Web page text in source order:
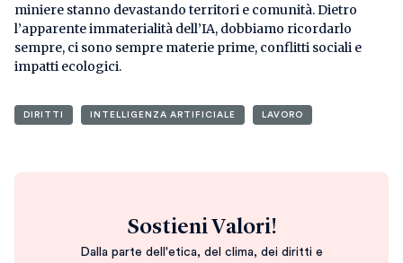
miniere stanno devastando territori e comunità. Dietro
l’apparente immaterialità dell’IA, dobbiamo ricordarlo
sempre, ci sono sempre materie prime, conflitti sociali e
impatti ecologici.
DIRITTI INTELLIGENZA ARTIFICIALE LAVORO
Sostieni Valori!
Dalla parte dell'etica, del clima, dei diritti e